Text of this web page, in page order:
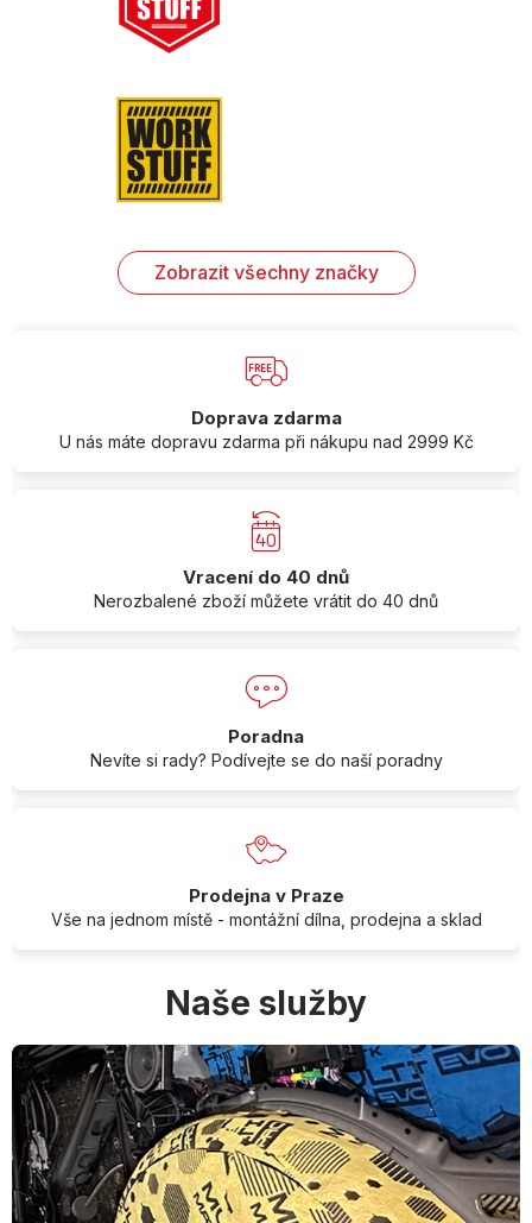
Zobrazit všechny značky
Doprava zdarma
U nás máte dopravu zdarma při nákupu nad 2999 Kč
Vracení do 40 dnů
Nerozbalené zboží můžete vrátit do 40 dnů
Poradna
Nevíte si rady? Podívejte se do naší poradny
Prodejna v Praze
Vše na jednom místě - montážní dílna, prodejna a sklad
Naše služby